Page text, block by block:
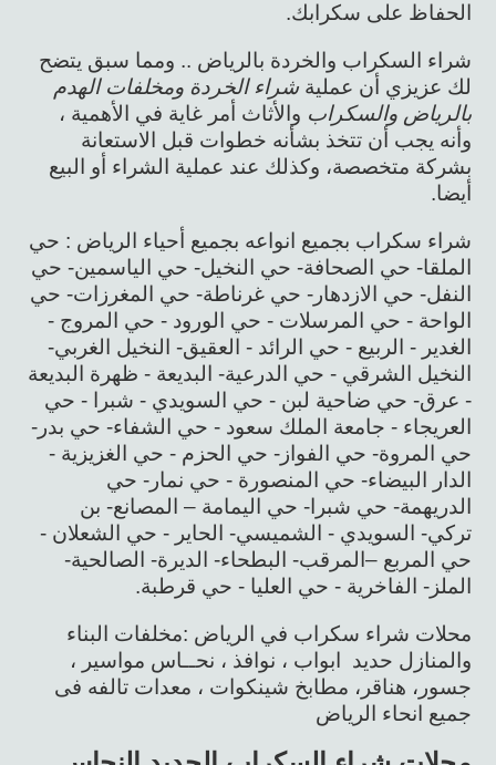
الحفاظ على سكرابك.
شراء السكراب والخردة بالرياض .. ومما سبق يتضح
لك عزيزي أن عمليةشراء الخردة ومخلفات الهدم
بالرياض والسكراب والأثاث أمر غاية في الأهمية ،
وأنه يجب أن تتخذ بشأنه خطوات قبل الاستعانة
بشركة متخصصة، وكذلك عند عملية الشراء أو البيع
أيضا.
شراء سكراب بجميع انواعه بجميع أحياء الرياض : حي
الملقا- حي الصحافة- حي النخيل- حي الياسمين- حي
النفل- حي الازدهار- حي غرناطة- حي المغرزات- حي
الواحة - حي المرسلات - حي الورود - حي المروج -
الغدير - الربيع - حي الرائد - العقيق- النخيل الغربي-
النخيل الشرقي - حي الدرعية- البديعة - ظهرة البديعة
- عرق- حي ضاحية لبن - حي السويدي - شبرا - حي
العريجاء - جامعة الملك سعود - حي الشفاء- حي بدر-
حي المروة- حي الفواز- حي الحزم - حي الغزيزية -
الدار البيضاء- حي المنصورة - حي نمار- حي
الدريهمة- حي شبرا- حي اليمامة – المصانع- بن
تركي- السويدي - الشميسي- الحاير - حي الشعلان -
حي المربع –المرقب- البطحاء- الديرة- الصالحية-
الملز- الفاخرية - حي العليا - حي قرطبة.
محلات شراء سكراب في الرياض :مخلفات البناء
والمنازل حديد ابواب ، نوافذ ، نحــاس مواسير ،
جسور، هناقر، مطابخ شينكوات ، معدات تالفه فى
جميع انحاء الرياض